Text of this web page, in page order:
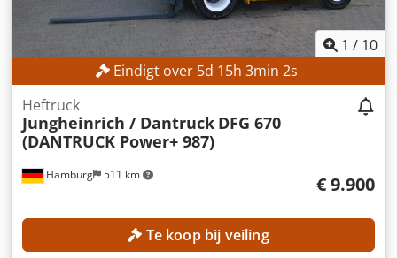
1 / 10
Eindigt over5d 15h 2min 59s
Hamburg 511 km
Heftruck
Jungheinrich / Dantruck DFG 670
(DANTRUCK Power+ 987)
€ 9.900
Te koop bij veiling